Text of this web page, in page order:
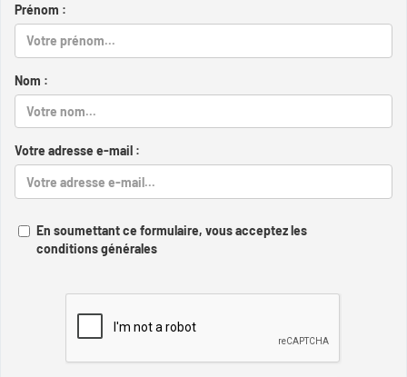
Prénom :
Nom :
Votre adresse e-mail :
En soumettant ce formulaire, vous acceptez les
conditions générales